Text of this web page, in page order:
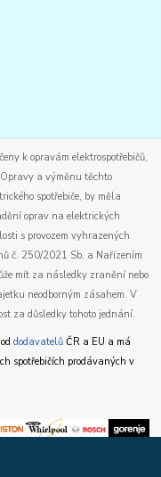
k opravám elektrospotřebičů,
a výměnu těchto
spotřebiče, by měla
oprav na elektrických
s provozem vyhrazených
č. 250/2021 Sb. a Nařízením
mít za následky zranění nebo
neodborným zásahem. V
za důsledky tohoto jednání.
oddodavatelů ČR a EU a má
spotřebičích prodávaných v